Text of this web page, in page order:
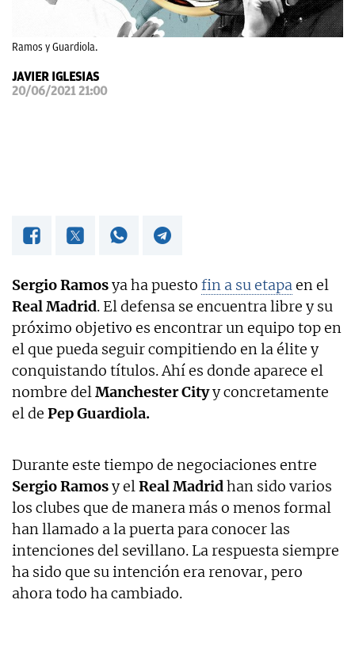
Ramos y Guardiola.
JAVIER IGLESIAS
20/06/2021 21:00
Sergio Ramosya ha puesto fin a su etapaen el
Real Madrid. El defensa se encuentra libre y su
próximo objetivo es encontrar un equipo top en
el que pueda seguir compitiendo en la élite y
conquistando títulos. Ahí es donde aparece el
nombre delManchester Cityy concretamente
el de Pep Guardiola.
Durante este tiempo de negociaciones entre
Sergio Ramosy elReal Madridhan sido varios
los clubes que de manera más o menos formal
han llamado a la puerta para conocer las
intenciones del sevillano. La respuesta siempre
ha sido que su intención era renovar, pero
ahora todo ha cambiado.